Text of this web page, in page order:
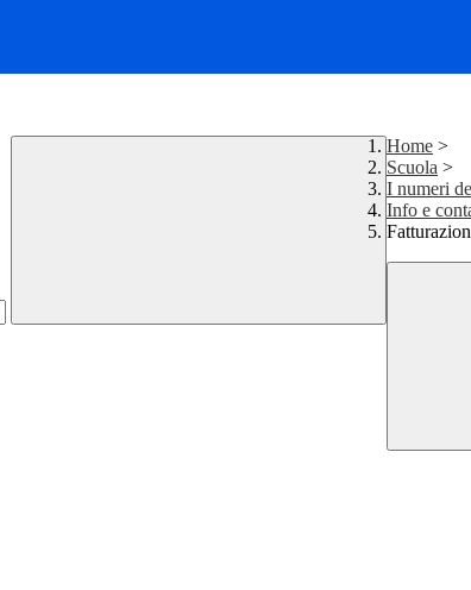
Home >
Scuola >
I numeri
Info e